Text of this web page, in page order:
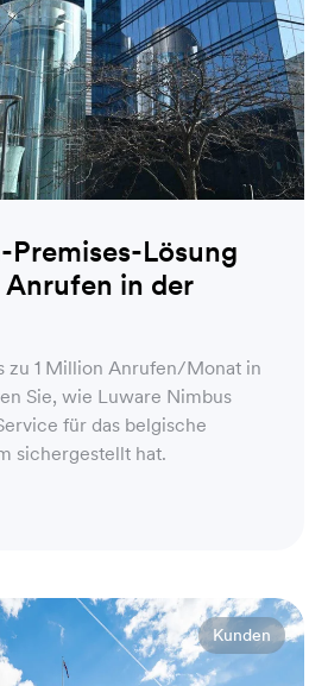
Premises-Lösung
Anrufen in der
zu 1 Million Anrufen/Monat in
Sie, wie Luware Nimbus
für das belgische
sichergestellt hat.
Kunden